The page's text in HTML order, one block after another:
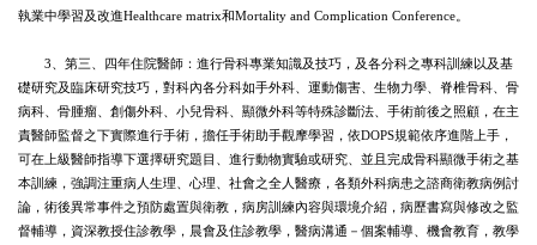
執業中學習及改進Healthcare matrix和Mortality and Complication Conference。
3、第三、四年住院醫師：進行骨科專業知識及技巧，及各分科之專科訓練以及基
礎研究及臨床研究技巧，對科內各分科如手外科、運動傷害、生物力學、脊椎骨科、骨
病科、骨腫瘤、創傷外科、小兒骨科、顯微外科等特殊診斷法、手術前後之照顧，在主
責醫師監督之下實際進行手術，擔任手術助手觀摩學習，依DOPS規範依序進階上手，
可在上級醫師指導下選擇研究題目、進行動物實驗或研究、並且完成骨科顯微手術之基
本訓練，強調注重病人生理、心理、社會之全人醫療，各類外科病患之諮商衛教病例討
論，術後異常事件之預防處置與衛教，病房訓練內容與環境介紹，病歷書寫與修改之監
督輔導，資深教授住診教學，晨會及住診教學，醫病溝通－個案輔導、機會教育，教學